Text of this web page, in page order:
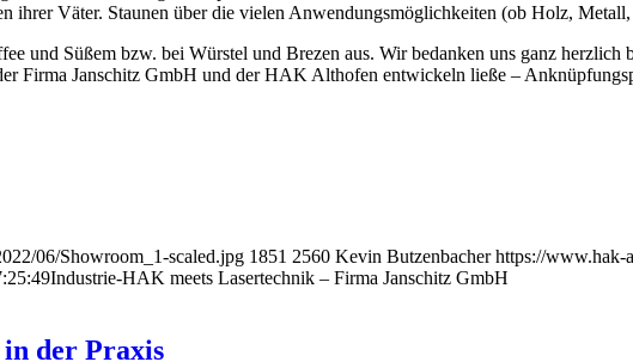
ihrer Väter. Staunen über die vielen Anwendungsmöglichkeiten (ob Holz,
und Süßem bzw. bei Würstel und Brezen aus. Wir bedanken uns ganz
Firma Janschitz GmbH und der HAK Althofen entwickeln ließe –
06/Showroom_1-scaled.jpg 1851 2560 Kevin Butzenbacher https://www.hak-
Industrie-HAK meets Lasertechnik – Firma Janschitz GmbH
der Praxis